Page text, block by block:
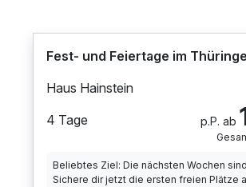
Fest- und Feiertage im
Haus Hainstein
4 Tage
p.P. ab
Beliebtes Ziel: Die nächsten Wochen
Sichere dir jetzt die ersten freien Plätze